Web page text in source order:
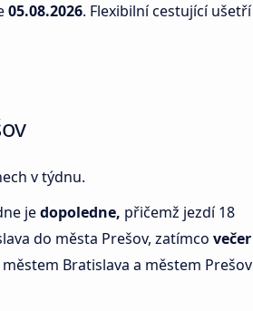
05.08.2026. Flexibilní cestující ušetří
v týdnu.
jedopoledne, přičemž jezdí 18
do města Prešov, zatímco večer
Bratislava a městem Prešov